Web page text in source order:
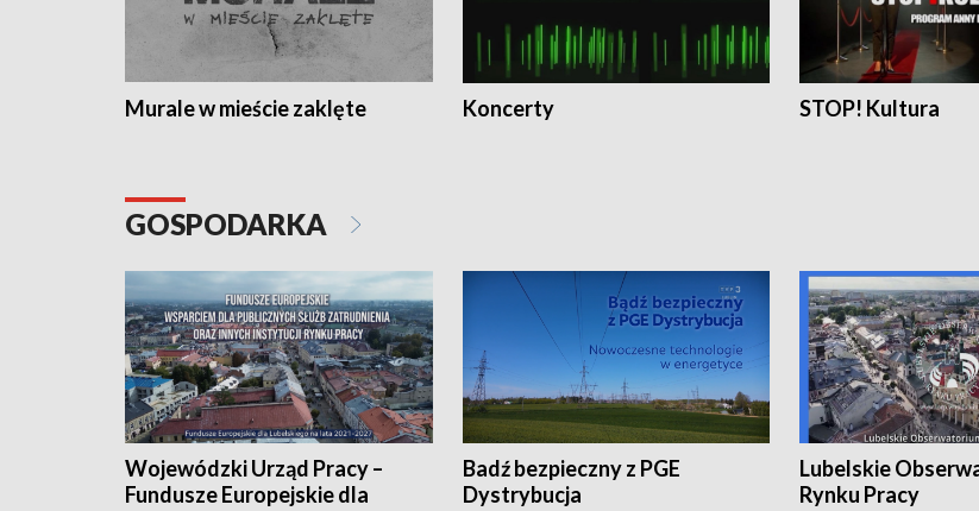
Murale w mieście zaklęte Koncerty STOP! Kultura
GOSPODARKA
Wojewódzki Urząd Pracy –
Fundusze Europejskie dla
Badź bezpieczny z PGE
Dystrybucja
Lubelskie
Rynku Pracy